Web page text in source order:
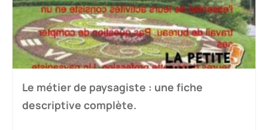
Le métier de paysagiste : une fiche
descriptive complète.